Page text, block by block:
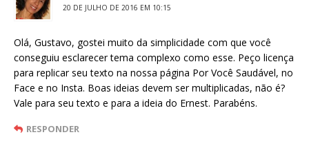
20 DE JULHO DE 2016 EM 10:15
Olá, Gustavo, gostei muito da simplicidade com que você
conseguiu esclarecer tema complexo como esse. Peço licença
para replicar seu texto na nossa página Por Você Saudável, no
Face e no Insta. Boas ideias devem ser multiplicadas, não é?
Vale para seu texto e para a ideia do Ernest. Parabéns.
RESPONDER